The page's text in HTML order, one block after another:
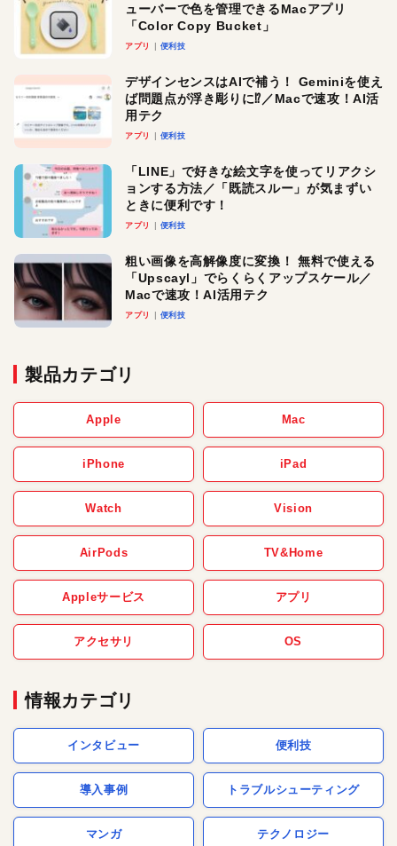
ューバーで色を管理できるMacアプリ
「Color Copy Bucket」
アプリ 便利技
デザインセンスはAIで補う！ Geminiを使え
ば問題点が浮き彫りに⁉︎／Macで速攻！AI活
用テク
アプリ 便利技
「LINE」で好きな絵文字を使ってリアクシ
ョンする方法／「既読スルー」が気まずい
ときに便利です！
アプリ 便利技
粗い画像を高解像度に変換！ 無料で使える
「Upscayl」でらくらくアップスケール／
Macで速攻！AI活用テク
アプリ 便利技
製品カテゴリ
Apple Mac
iPhone iPad
Watch Vision
AirPods TV&Home
Appleサービス アプリ
アクセサリ OS
情報カテゴリ
インタビュー 便利技
導入事例 トラブルシューティング
マンガ テクノロジー